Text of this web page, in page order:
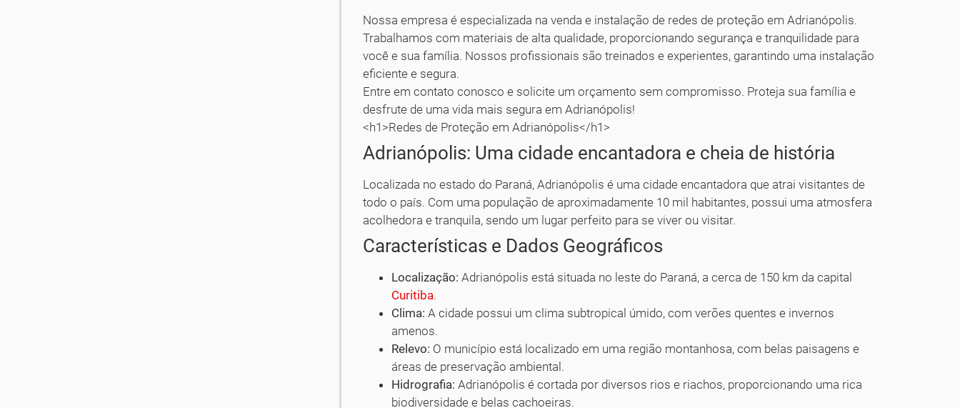
Nossa empresa é especializada na venda e instalação de redes de proteção em Adrianópolis.
Trabalhamos com materiais de alta qualidade, proporcionando segurança e tranquilidade para
você e sua família. Nossos profissionais são treinados e experientes, garantindo uma instalação
eficiente e segura.
Entre em contato conosco e solicite um orçamento sem compromisso. Proteja sua família e
desfrute de uma vida mais segura em Adrianópolis!
<h1>Redes de Proteção em Adrianópolis</h1>
Adrianópolis: Uma cidade encantadora e cheia de história
Localizada no estado do Paraná, Adrianópolis é uma cidade encantadora que atrai visitantes de
todo o país. Com uma população de aproximadamente 10 mil habitantes, possui uma atmosfera
acolhedora e tranquila, sendo um lugar perfeito para se viver ou visitar.
Características e Dados Geográficos
Localização: Adrianópolis está situada no leste do Paraná, a cerca de 150 km da capital
Curitiba.
Clima: A cidade possui um clima subtropical úmido, com verões quentes e invernos
amenos.
Relevo: O município está localizado em uma região montanhosa, com belas paisagens e
áreas de preservação ambiental.
Hidrografia: Adrianópolis é cortada por diversos rios e riachos, proporcionando uma rica
biodiversidade e belas cachoeiras.